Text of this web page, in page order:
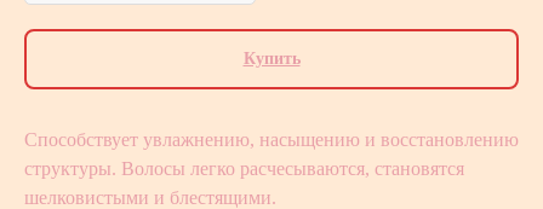
Купить
Способствует увлажнению, насыщению и восстановлению
структуры. Волосы легко расчесываются, становятся
шелковистыми и блестящими.